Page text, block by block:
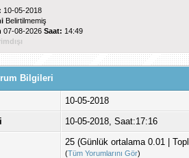
10-05-2018
Belirtilmemiş
07-08-2026Saat: 14:49
Bilgileri
10-05-2018
10-05-2018, Saat:17:16
25 (Günlük ortalama 0.01 |
(Tüm Yorumlarını Gör)